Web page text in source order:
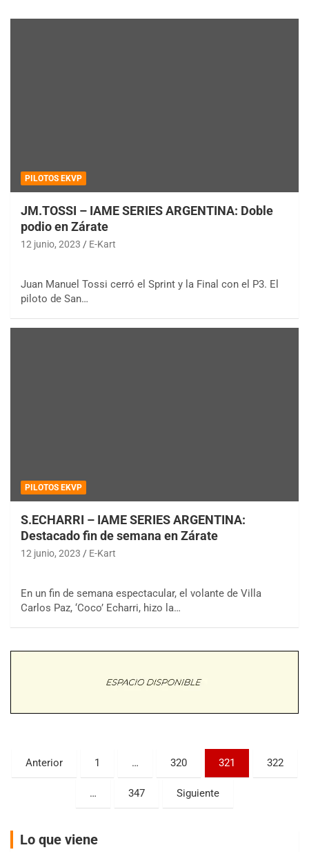
PILOTOS EKVP
JM.TOSSI – IAME SERIES ARGENTINA: Doble
podio en Zárate
12 junio, 2023 E-Kart
Juan Manuel Tossi cerró el Sprint y la Final con el P3. El
piloto de San…
PILOTOS EKVP
S.ECHARRI – IAME SERIES ARGENTINA:
Destacado fin de semana en Zárate
12 junio, 2023 E-Kart
En un fin de semana espectacular, el volante de Villa
Carlos Paz, ‘Coco’ Echarri, hizo la…
Paginación
de
entradas
Anterior 1 … 320 321 322
… 347 Siguiente
Lo que viene
COBERTURA ESPECIAL DE E-KART.COM.AR
KDO - F6
ENTRERRIANO - F6 (POSTERGADA)
Villaguay (Entre Ríos)
El Cerro (Tierra)
Victoria (Entre Ríos)